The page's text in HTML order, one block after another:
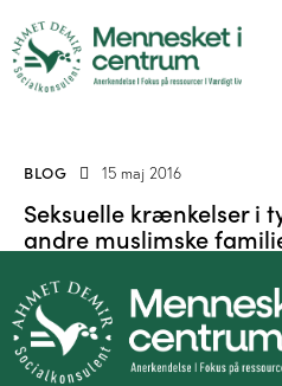
BLOG 15 maj 2016
Seksuelle krænkelser i
andre muslimske